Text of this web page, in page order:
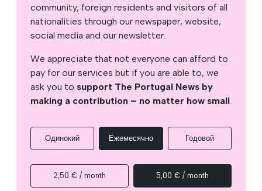
community, foreign residents and visitors of all
nationalities through our newspaper, website,
social media and our newsletter.
We appreciate that not everyone can afford to
pay for our services but if you are able to, we
ask you to support The Portugal News by
making a contribution – no matter how small.
Одинокий Ежемесячно Годовой
2,50 € / month 5,00 € / month